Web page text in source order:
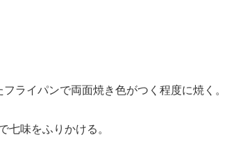
ライパンで両面焼き色がつく程度に焼く。
七味をふりかける。